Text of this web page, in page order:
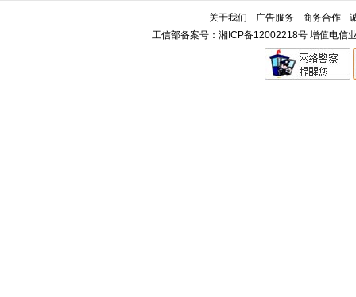
关于我们 广告服务 商务合作
工信部备案号：湘ICP备12002218号 增值电信